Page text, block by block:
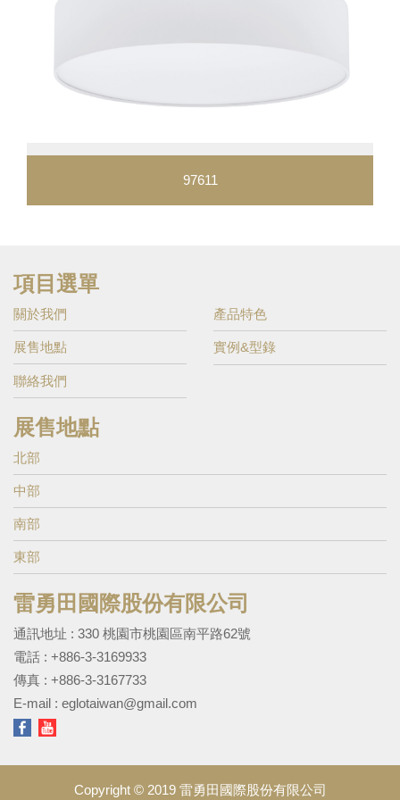
97611
項目選單
關於我們 產品特色
展售地點 實例&型錄
聯絡我們
展售地點
北部
中部
南部
東部
雷勇田國際股份有限公司
通訊地址 : 330 桃園市桃園區南平路62號
電話 : +886-3-3169933
傳真 : +886-3-3167733
E-mail : eglotaiwan@gmail.com
Copyright © 2019 雷勇田國際股份有限公司